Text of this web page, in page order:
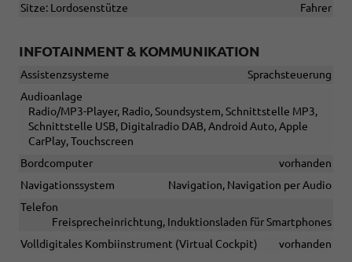
Sitze: Lordosenstütze
Fahrer
INFOTAINMENT & KOMMUNIKATION
Assistenzsysteme
Sprachsteuerung
Audioanlage
Radio/MP3-Player, Radio, Soundsystem, Schnittstelle MP3,
Schnittstelle USB, Digitalradio DAB, Android Auto, Apple
CarPlay, Touchscreen
Bordcomputer
vorhanden
Navigationssystem
Navigation, Navigation per Audio
Telefon
Freisprecheinrichtung, Induktionsladen für Smartphones
Volldigitales Kombiinstrument (Virtual Cockpit)
vorhanden